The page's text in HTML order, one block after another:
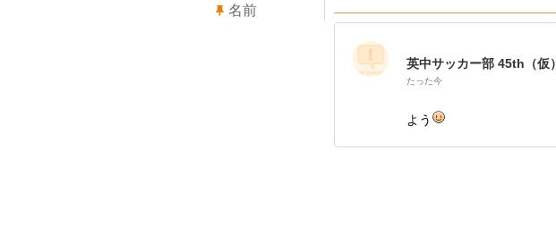
英中サッカー部 45th（仮）
たった今
よう
名前